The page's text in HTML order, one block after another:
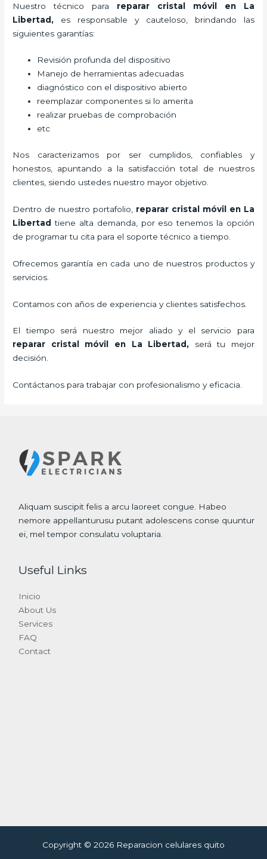
Nuestro técnico para reparar cristal móvil
en La
Libertad, es responsable y cauteloso, brindando las
siguientes garantías:
Revisión profunda del dispositivo
Manejo de herramientas adecuadas
diagnóstico con el dispositivo abierto
reemplazar componentes si lo amerita
realizar pruebas de comprobación
etc
Nos caracterizamos por ser cumplidos, confiables y
honestos, apuntando a la satisfacción total de nuestros
clientes, siendo ustedes nuestro mayor objetivo.
Dentro de nuestro portafolio, reparar cristal móvil
en La
Libertad tiene alta demanda, por eso tenemos la opción
de programar tu cita para el soporte técnico a tiempo.
Ofrecemos garantía en cada uno de nuestros productos y
servicios.
Contamos con años de experiencia y clientes satisfechos.
El tiempo será nuestro mejor aliado y el servicio para
reparar cristal
móvil en La Libertad, será tu mejor
decisión.
Contáctanos para trabajar con profesionalismo y eficacia.
Aliquam suscipit felis a arcu laoreet congue. Habeo
nemore appellanturusu putant adolescens conse quuntur
ei, mel tempor consulatu voluptaria.
Useful Links
Inicio
About Us
Services
FAQ
Contact
Copyright © 2026 Reparacion celulares quito